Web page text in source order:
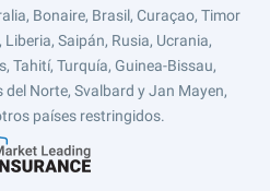
Bonaire, Brasil, Curaçao, Timor
Saipán, Rusia, Ucrania,
Tahití, Turquía, Guinea-Bissau,
Norte, Svalbard y Jan Mayen,
países restringidos.